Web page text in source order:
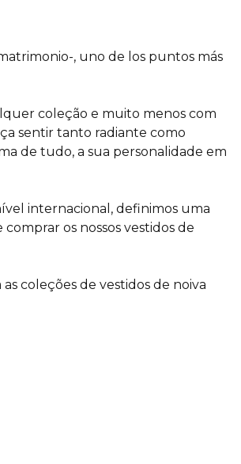
, uno de los puntos más
coleção e muito menos com
sentir tanto radiante como
de tudo, a sua personalidade em
internacional, definimos uma
os nossos vestidos de
coleções de vestidos de noiva